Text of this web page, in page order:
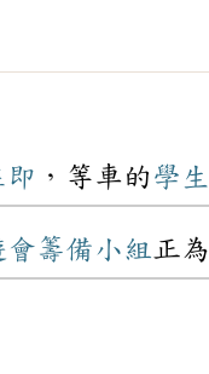
即 ，等車的 學生
會籌備小組正為